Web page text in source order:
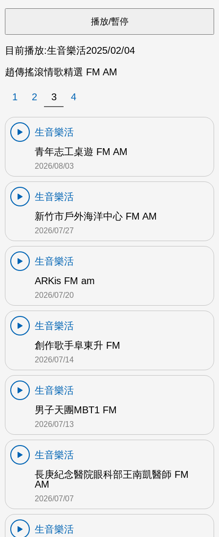
目前播放:生音樂活2025/02/04
趙傳搖滾情歌精選 FM AM
1 2 3 4
生音樂活
青年志工桌遊 FM AM
2026/08/03
生音樂活
新竹市戶外海洋中心 FM AM
2026/07/27
生音樂活
ARKis FM am
2026/07/20
生音樂活
創作歌手阜東升 FM
2026/07/14
生音樂活
男子天團MBT1 FM
2026/07/13
生音樂活
長庚紀念醫院眼科部王南凱醫師 FM
AM
2026/07/07
生音樂活